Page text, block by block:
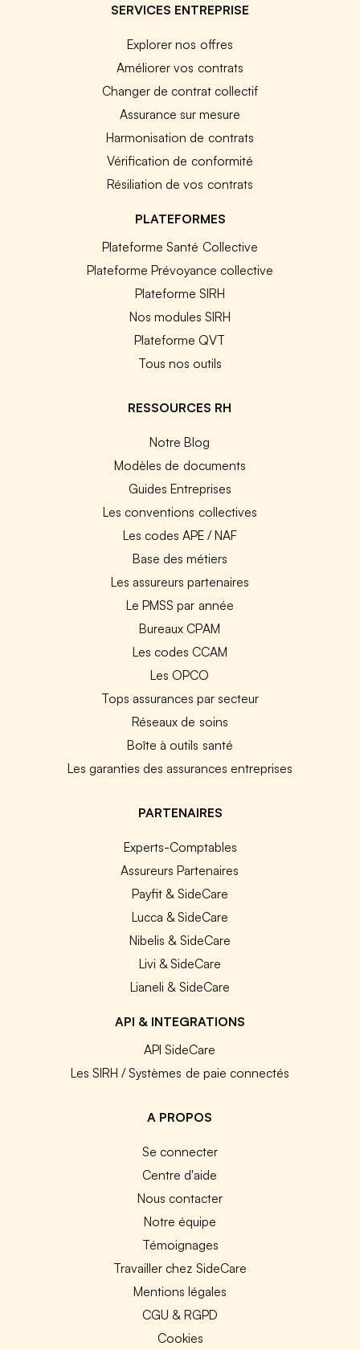
SERVICES ENTREPRISE
Explorer nos offres
Améliorer vos contrats
Changer de contrat collectif
Assurance sur mesure
Harmonisation de contrats
Vérification de conformité
Résiliation de vos contrats
PLATEFORMES
Plateforme Santé Collective
Plateforme Prévoyance collective
Plateforme SIRH
Nos modules SIRH
Plateforme QVT
Tous nos outils
RESSOURCES RH
Notre Blog
Modèles de documents
Guides Entreprises
Les conventions collectives
Les codes APE / NAF
Base des métiers
Les assureurs partenaires
Le PMSS par année
Bureaux CPAM
Les codes CCAM
Les OPCO
Tops assurances par secteur
Réseaux de soins
Boîte à outils santé
Les garanties des assurances entreprises
PARTENAIRES
Experts-Comptables
Assureurs Partenaires
Payfit & SideCare
Lucca & SideCare
Nibelis & SideCare
Livi & SideCare
Lianeli & SideCare
API & INTEGRATIONS
API SideCare
Les SIRH / Systèmes de paie connectés
A PROPOS
Se connecter
Centre d'aide
Nous contacter
Notre équipe
Témoignages
Travailler chez SideCare
Mentions légales
CGU & RGPD
Cookies